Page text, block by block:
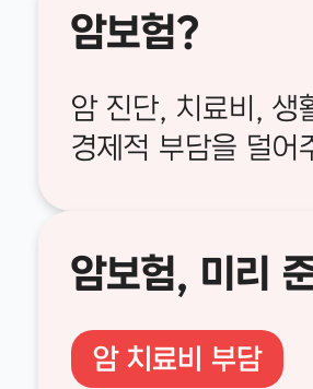
암보험?
암 진단, 치료비, 생
경제적 부담을 덜어
암보험, 미리
암 치료비 부담